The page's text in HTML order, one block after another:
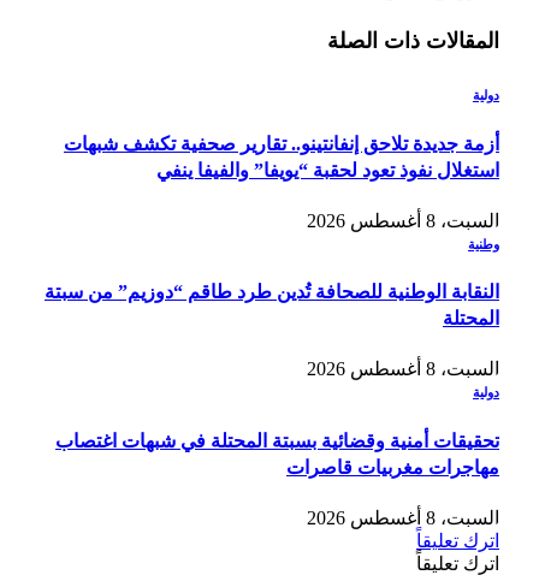
المقالات ذات الصلة
دولية
أزمة جديدة تلاحق إنفانتينو.. تقارير صحفية تكشف شبهات
استغلال نفوذ تعود لحقبة “يويفا” والفيفا ينفي
السبت، 8 أغسطس 2026
وطنية
النقابة الوطنية للصحافة تُدين طرد طاقم “دوزيم” من سبتة
المحتلة
السبت، 8 أغسطس 2026
دولية
تحقيقات أمنية وقضائية بسبتة المحتلة في شبهات اغتصاب
مهاجرات مغربيات قاصرات
السبت، 8 أغسطس 2026
اترك تعليقاً
اترك تعليقاً